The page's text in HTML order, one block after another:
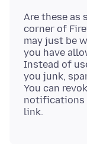
Are these as
corner of
may just be
you have
Instead of
you junk,
You can
notifications